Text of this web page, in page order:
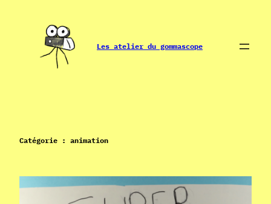
Les atelier du gommascope
Catégorie : animation